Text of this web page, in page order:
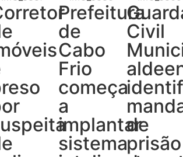
Prefeitura
de
Cabo
Frio
começa
a
implantar
sistema
Civil
de
prisão